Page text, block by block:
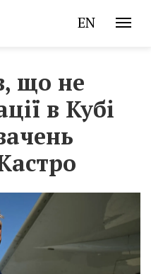
EN
що не
в Кубі